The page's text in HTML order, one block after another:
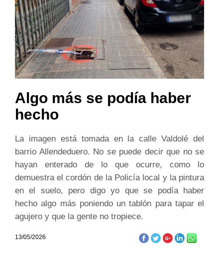
Algo más se podía haber
hecho
La imagen está tomada en la calle Valdolé del
barrio Allendeduero. No se puede decir que no se
hayan enterado de lo que ocurre, como lo
demuestra el cordón de la Policía local y la pintura
en el suelo, pero digo yo que se podía haber
hecho algo más poniendo un tablón para tapar el
agujero y que la gente no tropiece.
13/05/2026